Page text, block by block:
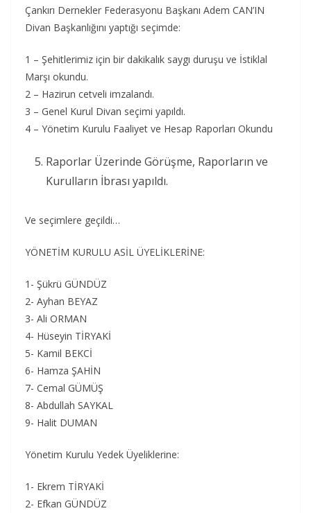
Çankırı Dernekler Federasyonu Başkanı Adem CAN’IN
Divan Başkanlığını yaptığı seçimde:
1 – Şehitlerimiz için bir dakikalık saygı duruşu ve İstiklal
Marşı okundu.
2 – Hazirun cetveli imzalandı.
3 – Genel Kurul Divan seçimi yapıldı.
4 – Yönetim Kurulu Faaliyet ve Hesap Raporları Okundu
Raporlar Üzerinde Görüşme, Raporların ve
Kurulların İbrası yapıldı.
Ve seçimlere geçildi…
YÖNETİM KURULU ASİL ÜYELİKLERİNE:
1- Şükrü GÜNDÜZ
2- Ayhan BEYAZ
3- Ali ORMAN
4- Hüseyin TİRYAKİ
5- Kamil BEKCİ
6- Hamza ŞAHİN
7- Cemal GÜMÜŞ
8- Abdullah SAYKAL
9- Halit DUMAN
Yönetim Kurulu Yedek Üyeliklerine:
1- Ekrem TİRYAKİ
2- Efkan GÜNDÜZ